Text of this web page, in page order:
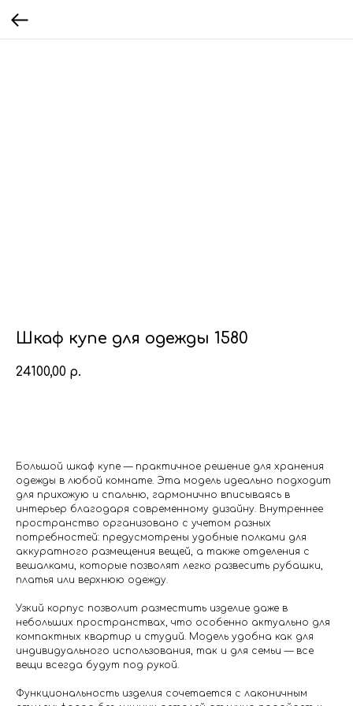
Шкаф купе для одежды 1580
24100,00 р.
Большой шкаф купе — практичное решение для хранения
одежды в любой комнате. Эта модель идеально подходит
для прихожую и спальню, гармонично вписываясь в
интерьер благодаря современному дизайну. Внутреннее
пространство организовано с учетом разных
потребностей: предусмотрены удобные полками для
аккуратного размещения вещей, а также отделения с
вешалками, которые позволят легко развесить рубашки,
платья или верхнюю одежду.
Узкий корпус позволит разместить изделие даже в
небольших пространствах, что особенно актуально для
компактных квартир и студий. Модель удобна как для
индивидуального использования, так и для семьи — все
вещи всегда будут под рукой.
Функциональность изделия сочетается с лаконичным